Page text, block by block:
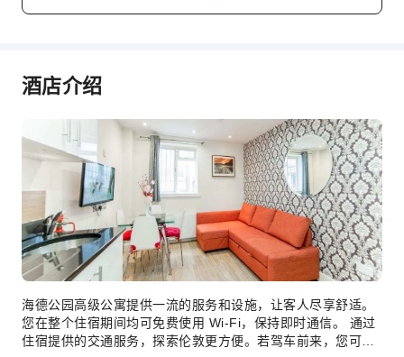
年龄 加床政策
费用说明
费用标准将视不同房型、入住人数及住宿配套而异，且部分费
用须于现场支付，详情请参阅各房型与配套说明。
酒店介绍
海德公园高级公寓提供一流的服务和设施，让客人尽享舒适。
您在整个住宿期间均可免费使用 Wi-Fi，保持即时通信。 通过
住宿提供的交通服务，探索伦敦更方便。若驾车前来，您可以